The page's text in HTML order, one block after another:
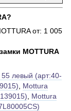
от: 1 005
MOTTURA
левый (арт:40-
Mottura
Mottura